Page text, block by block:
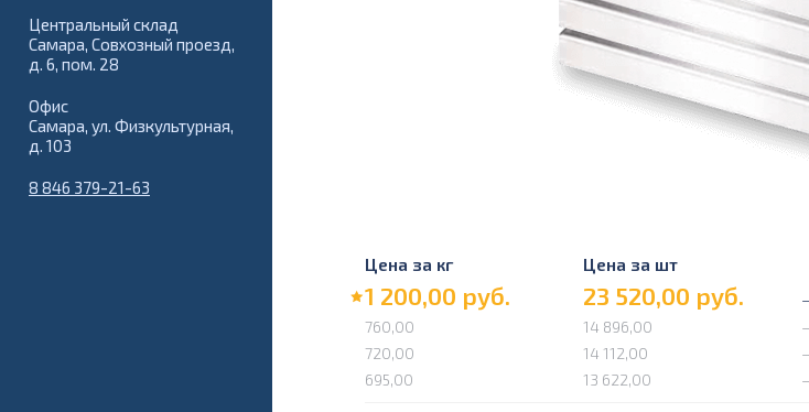
Центральный склад
Самара, Совхозный проезд,
д. 6, пом. 28
Офис
Самара, ул. Физкультурная,
д. 103
8 846 379-21-63
Цена за кг Цена за шт
1 200,00 руб. 23 520,00 руб.
760,00
14 896,00
720,00
14 112,00
695,00
13 622,00